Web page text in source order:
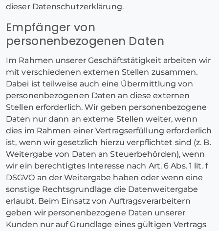
dieser Datenschutzerklärung.
Empfänger von
personenbezogenen Daten
Im Rahmen unserer Geschäftstätigkeit arbeiten wir
mit verschiedenen externen Stellen zusammen.
Dabei ist teilweise auch eine Übermittlung von
personenbezogenen Daten an diese externen
Stellen erforderlich. Wir geben personenbezogene
Daten nur dann an externe Stellen weiter, wenn
dies im Rahmen einer Vertragserfüllung erforderlich
ist, wenn wir gesetzlich hierzu verpflichtet sind (z. B.
Weitergabe von Daten an Steuerbehörden), wenn
wir ein berechtigtes Interesse nach Art. 6 Abs. 1 lit. f
DSGVO an der Weitergabe haben oder wenn eine
sonstige Rechtsgrundlage die Datenweitergabe
erlaubt. Beim Einsatz von Auftragsverarbeitern
geben wir personenbezogene Daten unserer
Kunden nur auf Grundlage eines gültigen Vertrags